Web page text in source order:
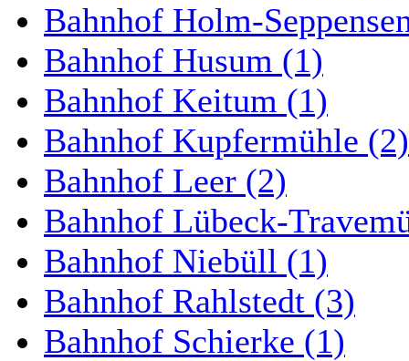
Bahnhof Holm-
Bahnhof Husum (1)
Bahnhof Keitum (1)
Bahnhof Kupfermühle (2)
Bahnhof Leer (2)
Bahnhof Lübeck-
Bahnhof Niebüll (1)
Bahnhof Rahlstedt (3)
Bahnhof Schierke (1)